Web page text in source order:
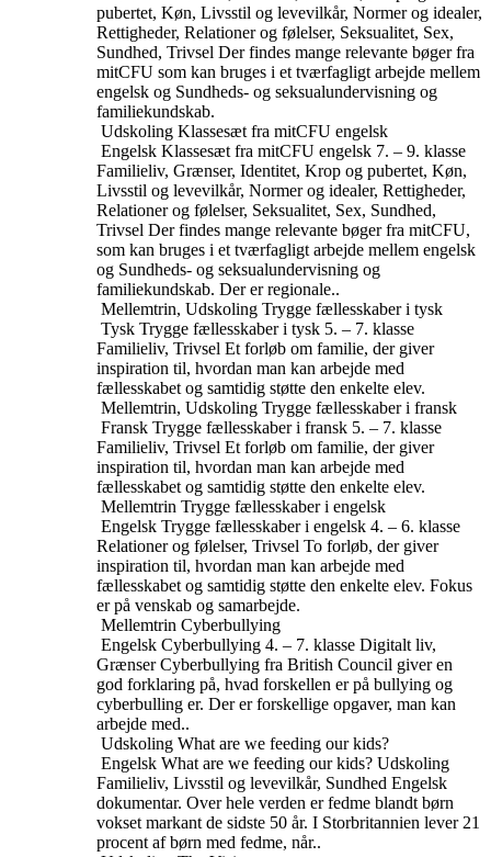
pubertet, Køn, Livsstil og levevilkår, Normer og idealer,
Rettigheder, Relationer og følelser, Seksualitet, Sex,
Sundhed, Trivsel Der findes mange relevante bøger fra
mitCFU som kan bruges i et tværfagligt arbejde mellem
engelsk og Sundheds- og seksualundervisning og
familiekundskab.
Udskoling Klassesæt fra mitCFU engelsk
Engelsk Klassesæt fra mitCFU engelsk 7. – 9. klasse
Familieliv, Grænser, Identitet, Krop og pubertet, Køn,
Livsstil og levevilkår, Normer og idealer, Rettigheder,
Relationer og følelser, Seksualitet, Sex, Sundhed,
Trivsel Der findes mange relevante bøger fra mitCFU,
som kan bruges i et tværfagligt arbejde mellem engelsk
og Sundheds- og seksualundervisning og
familiekundskab. Der er regionale..
Mellemtrin, Udskoling Trygge fællesskaber i tysk
Tysk Trygge fællesskaber i tysk 5. – 7. klasse
Familieliv, Trivsel Et forløb om familie, der giver
inspiration til, hvordan man kan arbejde med
fællesskabet og samtidig støtte den enkelte elev.
Mellemtrin, Udskoling Trygge fællesskaber i fransk
Fransk Trygge fællesskaber i fransk 5. – 7. klasse
Familieliv, Trivsel Et forløb om familie, der giver
inspiration til, hvordan man kan arbejde med
fællesskabet og samtidig støtte den enkelte elev.
Mellemtrin Trygge fællesskaber i engelsk
Engelsk Trygge fællesskaber i engelsk 4. – 6. klasse
Relationer og følelser, Trivsel To forløb, der giver
inspiration til, hvordan man kan arbejde med
fællesskabet og samtidig støtte den enkelte elev. Fokus
er på venskab og samarbejde.
Mellemtrin Cyberbullying
Engelsk Cyberbullying 4. – 7. klasse Digitalt liv,
Grænser Cyberbullying fra British Council giver en
god forklaring på, hvad forskellen er på bullying og
cyberbulling er. Der er forskellige opgaver, man kan
arbejde med..
Udskoling What are we feeding our kids?
Engelsk What are we feeding our kids? Udskoling
Familieliv, Livsstil og levevilkår, Sundhed Engelsk
dokumentar. Over hele verden er fedme blandt børn
vokset markant de sidste 50 år. I Storbritannien lever 21
procent af børn med fedme, når..